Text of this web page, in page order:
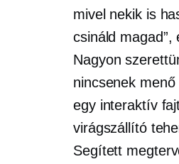
mivel nekik is
csináld
Nagyon
nincsenek
egy interaktív
virágszállító
Segített